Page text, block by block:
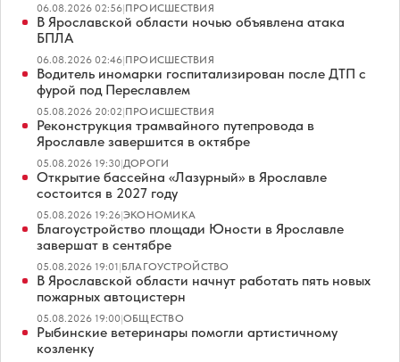
06.08.2026 02:56|ПРОИСШЕСТВИЯ
В Ярославской области ночью объявлена атака
БПЛА
06.08.2026 02:46|ПРОИСШЕСТВИЯ
Водитель иномарки госпитализирован после ДТП с
фурой под Переславлем
05.08.2026 20:02|ПРОИСШЕСТВИЯ
Реконструкция трамвайного путепровода в
Ярославле завершится в октябре
05.08.2026 19:30|ДОРОГИ
Открытие бассейна «Лазурный» в Ярославле
состоится в 2027 году
05.08.2026 19:26|ЭКОНОМИКА
Благоустройство площади Юности в Ярославле
завершат в сентябре
05.08.2026 19:01|БЛАГОУСТРОЙСТВО
В Ярославской области начнут работать пять новых
пожарных автоцистерн
05.08.2026 19:00|ОБЩЕСТВО
Рыбинские ветеринары помогли артистичному
козленку